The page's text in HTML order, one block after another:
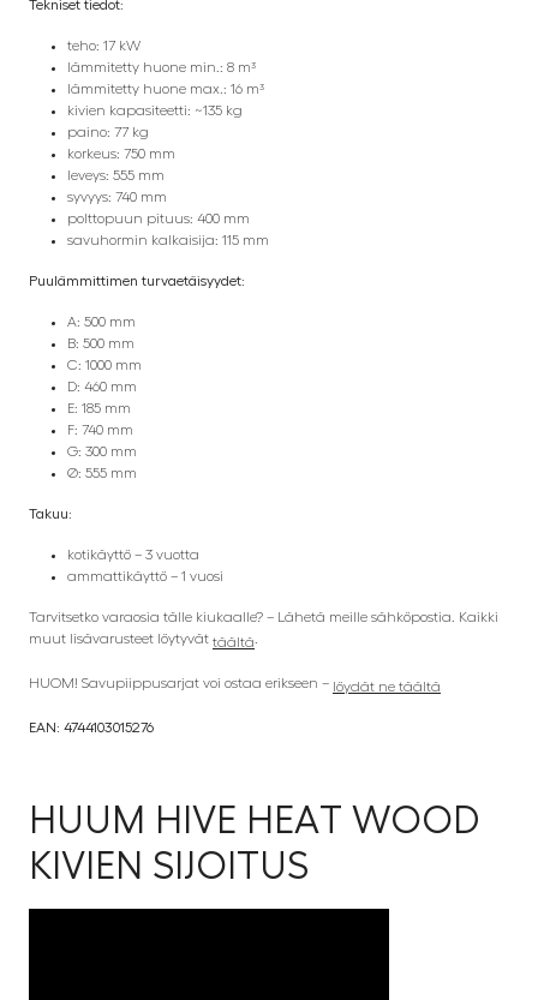
Tekniset tiedot:
teho: 17 kW
lämmitetty huone min.: 8 m³
lämmitetty huone max.: 16 m³
kivien kapasiteetti: ~135 kg
paino: 77 kg
korkeus: 750 mm
leveys: 555 mm
syvyys: 740 mm
polttopuun pituus: 400 mm
savuhormin kalkaisija: 115 mm
Puulämmittimen turvaetäisyydet:
A: 500 mm
B: 500 mm
C: 1000 mm
D: 460 mm
E: 185 mm
F: 740 mm
G: 300 mm
Ø: 555 mm
Takuu:
kotikäyttö – 3 vuotta
ammattikäyttö – 1 vuosi
Tarvitsetko varaosia tälle kiukaalle? – Lähetä meille sähköpostia. Kaikki
muut lisävarusteet löytyvät täältä.
HUOM! Savupiippusarjat voi ostaa erikseen – löydät ne täältä
EAN: 4744103015276
HUUM HIVE HEAT WOOD
KIVIEN SIJOITUS